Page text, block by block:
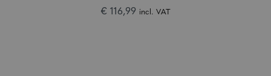
€ 116,99 incl. VAT